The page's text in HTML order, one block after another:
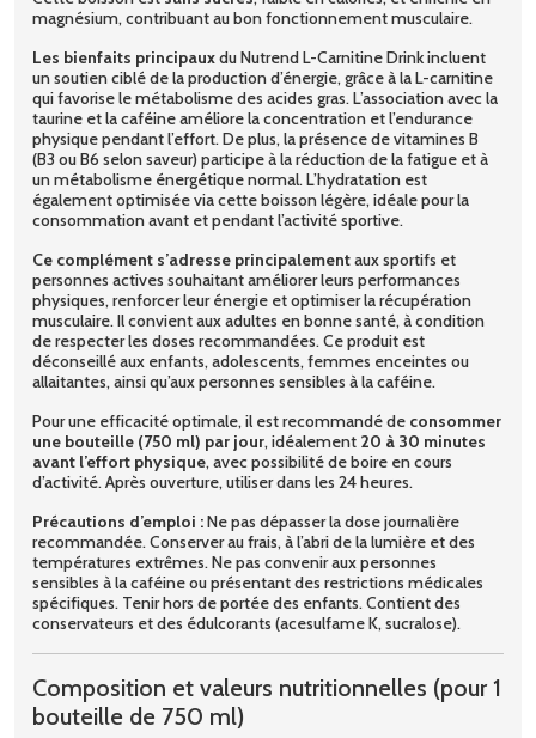
magnésium, contribuant au bon fonctionnement musculaire.
Les bienfaits principauxdu Nutrend L-Carnitine Drink incluent
un soutien ciblé de la production d’énergie, grâce à la L-carnitine
qui favorise le métabolisme des acides gras. L’association avec la
taurine et la caféine améliore la concentration et l’endurance
physique pendant l’effort. De plus, la présence de vitamines B
(B3 ou B6 selon saveur) participe à la réduction de la fatigue et à
un métabolisme énergétique normal. L’hydratation est
également optimisée via cette boisson légère, idéale pour la
consommation avant et pendant l’activité sportive.
Ce complément s’adresse principalementaux sportifs et
personnes actives souhaitant améliorer leurs performances
physiques, renforcer leur énergie et optimiser la récupération
musculaire. Il convient aux adultes en bonne santé, à condition
de respecter les doses recommandées. Ce produit est
déconseillé aux enfants, adolescents, femmes enceintes ou
allaitantes, ainsi qu’aux personnes sensibles à la caféine.
Pour une efficacité optimale, il est recommandé de consommer
une bouteille (750 ml) par jour, idéalement 20 à 30 minutes
avant l’effort physique, avec possibilité de boire en cours
d’activité. Après ouverture, utiliser dans les 24 heures.
Précautions d’emploi :Ne pas dépasser la dose journalière
recommandée. Conserver au frais, à l’abri de la lumière et des
températures extrêmes. Ne pas convenir aux personnes
sensibles à la caféine ou présentant des restrictions médicales
spécifiques. Tenir hors de portée des enfants. Contient des
conservateurs et des édulcorants (acesulfame K, sucralose).
Composition et valeurs nutritionnelles (pour 1
bouteille de 750 ml)